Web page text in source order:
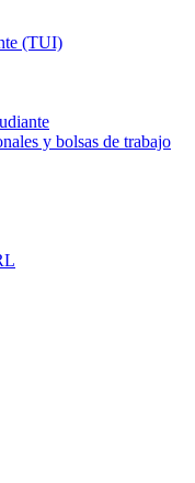
(TUI)
y bolsas de trabajo